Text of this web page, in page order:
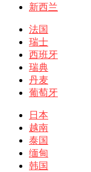
新西兰
法国
瑞士
西班牙
瑞典
丹麦
葡萄牙
日本
越南
泰国
缅甸
韩国